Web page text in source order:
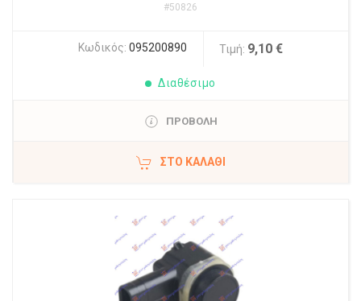
#50826
Κωδικός: 095200890 Τιμή: 9,10 €
Διαθέσιμο
ΠΡΟΒΟΛΗ
ΣΤΟ ΚΑΛΆΘΙ